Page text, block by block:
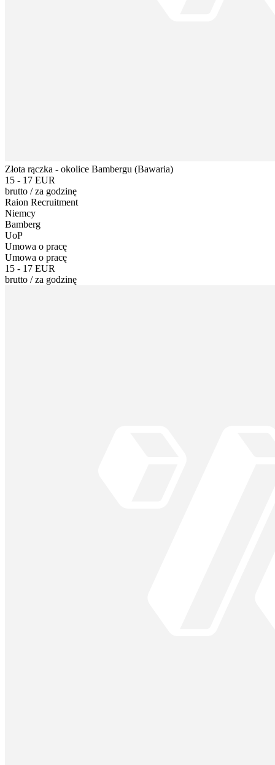
Złota rączka - okolice Bambergu (Bawaria)
15 - 17 EUR
brutto /za godzinę
Raion Recruitment
Niemcy
Bamberg
UoP
Umowa o pracę
Umowa o pracę
15 - 17 EUR
brutto /za godzinę